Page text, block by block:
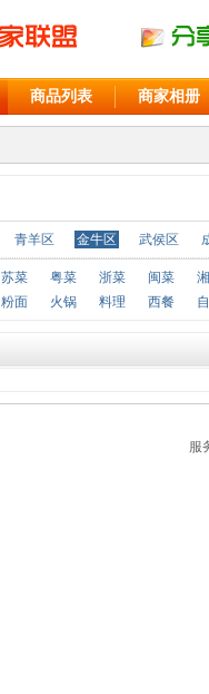
商品列表 商家相册
青羊区 金牛区 武侯区
苏菜 粤菜 浙菜 闽菜
粉面 火锅 料理 西餐
服